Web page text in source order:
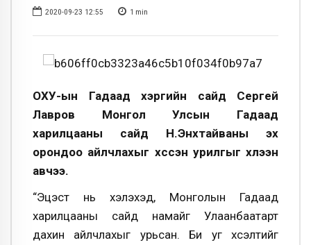
2020-09-23 12:55 1 min
ОХУ-ын Гадаад хэргийн сайд Сергей
Лавров Монгол Улсын Гадаад
харилцааны сайд Н.Энхтайваны эх
орондоо айлчлахыг хүссэн урилгыг хүлээн
авчээ.
“Эцэст нь хэлэхэд, Монголын Гадаад
харилцааны сайд намайг Улаанбаатарт
дахин айлчлахыг урьсан. Би уг хүсэлтийг